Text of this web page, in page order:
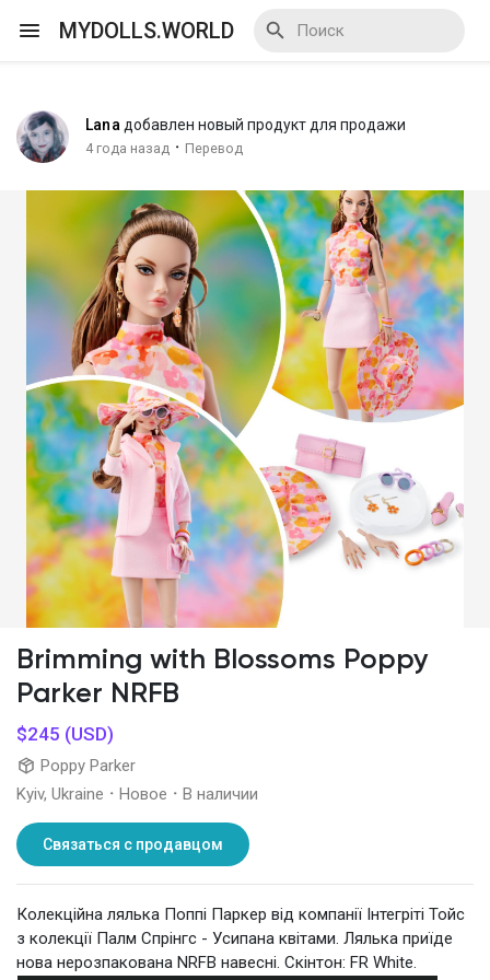
MYDOLLS.WORLD
Смотреть Действа
Я организатор
Смотреть Блоги
Смотреть Базар
Смотреть Группы
Мои группы
Смотреть Страницы
Нравлики
Популярные посты
Найти сообщения
Lana добавлен новый продукт для продажи
4 года назад · Перевод
Brimming with Blossoms Poppy
Parker NRFB
$245 (USD)
Poppy Parker
Kyiv, Ukraine · Новое · В наличии
Связаться с продавцом
Колекційна лялька Поппі Паркер від компанії Інтегріті Тойс
з колекції Палм Спрінгс - Усипана квітами. Лялька приїде
нова нерозпакована NRFB навесні. Скінтон: FR White.